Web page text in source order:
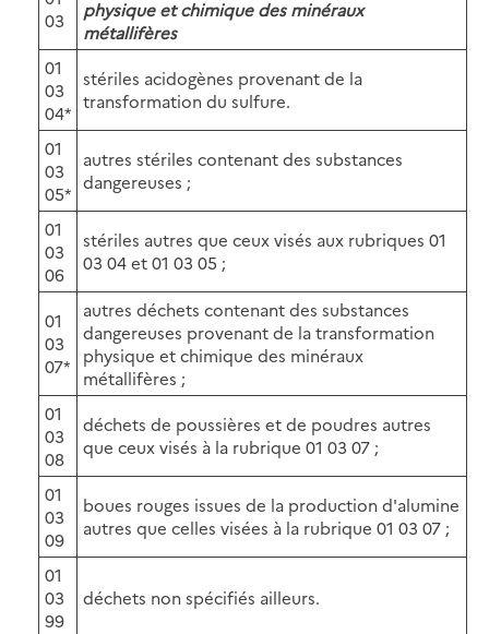
03
physique et chimique des minéraux
métallifères
01
03
04*
stériles acidogènes provenant de la
transformation du sulfure.
01
03
05*
autres stériles contenant des substances
dangereuses ;
01
03
06
stériles autres que ceux visés aux rubriques 01
03 04 et 01 03 05 ;
01
03
07*
autres déchets contenant des substances
dangereuses provenant de la transformation
physique et chimique des minéraux
métallifères ;
01
03
08
déchets de poussières et de poudres autres
que ceux visés à la rubrique 01 03 07 ;
01
03
09
boues rouges issues de la production d'alumine
autres que celles visées à la rubrique 01 03 07 ;
01
03
99
déchets non spécifiés ailleurs.